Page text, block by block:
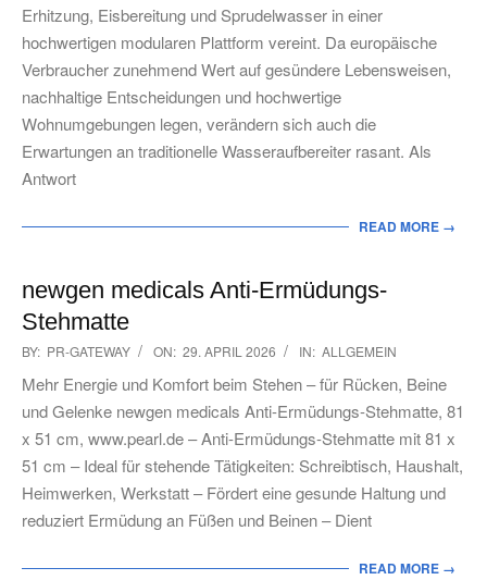
Erhitzung, Eisbereitung und Sprudelwasser in einer
hochwertigen modularen Plattform vereint. Da europäische
Verbraucher zunehmend Wert auf gesündere Lebensweisen,
nachhaltige Entscheidungen und hochwertige
Wohnumgebungen legen, verändern sich auch die
Erwartungen an traditionelle Wasseraufbereiter rasant. Als
Antwort
READ MORE →
newgen medicals Anti-Ermüdungs-
Stehmatte
2026-
04-
29
BY: PR-GATEWAY ON: 29. APRIL 2026 IN: ALLGEMEIN
Mehr Energie und Komfort beim Stehen – für Rücken, Beine
und Gelenke newgen medicals Anti-Ermüdungs-Stehmatte, 81
x 51 cm, www.pearl.de – Anti-Ermüdungs-Stehmatte mit 81 x
51 cm – Ideal für stehende Tätigkeiten: Schreibtisch, Haushalt,
Heimwerken, Werkstatt – Fördert eine gesunde Haltung und
reduziert Ermüdung an Füßen und Beinen – Dient
READ MORE →